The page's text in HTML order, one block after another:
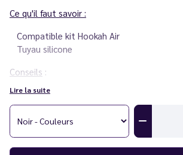
Ce qu'il faut savoir :
Compatible kit Hookah Air
Tuyau silicone
Conseils :
Le Vapoteur Discount vous conseille
avec un taux équilibré de 50/50 PG/VG pour
optimale de votre kit.
Lire la suite